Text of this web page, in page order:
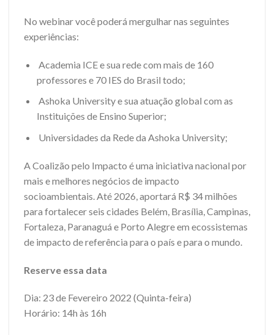
No webinar você poderá mergulhar nas seguintes
experiências:
Academia ICE e sua rede com mais de 160
professores e 70 IES do Brasil todo;
Ashoka University e sua atuação global com as
Instituições de Ensino Superior;
Universidades da Rede da Ashoka University;
A Coalizão pelo Impacto é uma iniciativa nacional por
mais e melhores negócios de impacto
socioambientais. Até 2026, aportará R$ 34 milhões
para fortalecer seis cidades Belém, Brasília, Campinas,
Fortaleza, Paranaguá e Porto Alegre em ecossistemas
de impacto de referência para o país e para o mundo.
Reserve essa data
Dia: 23 de Fevereiro 2022 (Quinta-feira)
Horário: 14h às 16h